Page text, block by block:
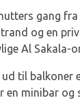
gang
og en
Al Sakala-
til balkoner
en minibar og